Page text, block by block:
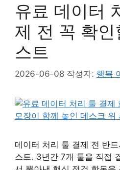
유료 데이터
제 전 꼭 확인
스트
2026-06-08 작성자: 행복
데이터 처리 툴 결제 전 반
스트. 3년간 7개 툴을 직접